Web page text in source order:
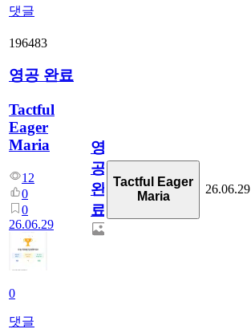
댓글
196483
영공 완료
Tactful
Eager
Maria
12
0
0
26.06.29
0
댓글
영
공
완
료
Tactful Eager
Maria
26.06.29